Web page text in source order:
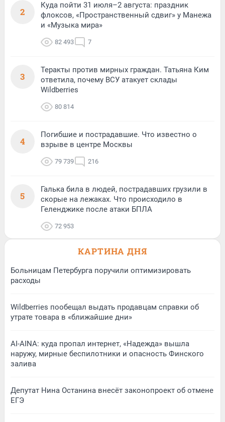
2
Куда пойти 31 июля–2 августа: праздник
флоксов, «Пространственный сдвиг» у Манежа
и «Музыка мира»
82 493 7
3
Теракты против мирных граждан. Татьяна Ким
ответила, почему ВСУ атакует склады
Wildberries
80 814
4
Погибшие и пострадавшие. Что известно о
взрыве в центре Москвы
79 739 216
5
Галька била в людей, пострадавших грузили в
скорые на лежаках. Что происходило в
Геленджике после атаки БПЛА
72 953
КАРТИНА ДНЯ
Больницам Петербурга поручили оптимизировать
расходы
Wildberries пообещал выдать продавцам справки об
утрате товара в «ближайшие дни»
AI-AINA: куда пропал интернет, «Надежда» вышла
наружу, мирные беспилотники и опасность Финского
залива
Депутат Нина Останина внесёт законопроект об отмене
ЕГЭ